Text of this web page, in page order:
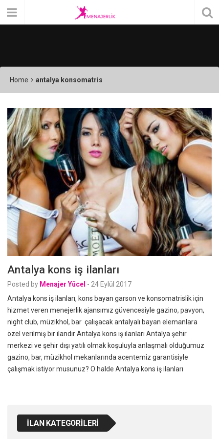
Home antalya konsomatris
Antalya kons iş ilanları
Posted by Menajer Yücel - 24 Eylül 2017
Antalya kons iş ilanları, kons bayan garson ve konsomatrislik için
hizmet veren menejerlik ajansımız güvencesiyle gazino, pavyon,
night club, müzikhol, bar çalışacak antalyalı bayan elemanlara
özel verilmiş bir ilandır Antalya kons iş ilanları Antalya şehir
merkezi ve şehir dışı yatılı olmak koşuluyla anlaşmalı olduğumuz
gazino, bar, müzikhol mekanlarında acentemiz garantisiyle
çalışmak istiyor musunuz? O halde Antalya kons iş ilanları
İLAN KATEGORILERI